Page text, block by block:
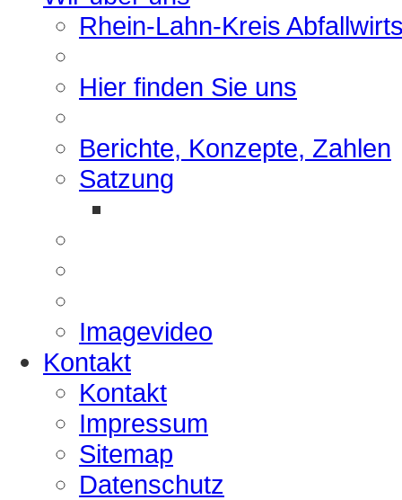
Rhein-Lahn-Kreis
Hier finden Sie uns
Berichte, Konzepte, Zahlen
Satzung
Imagevideo
Kontakt
Kontakt
Impressum
Sitemap
Datenschutz